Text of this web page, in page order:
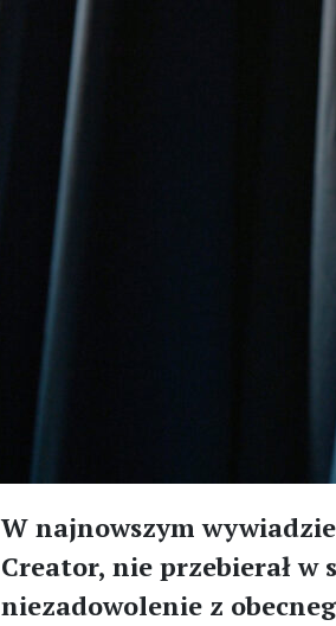
W najnowszym
Creator, nie przebierał w
niezadowolenie z